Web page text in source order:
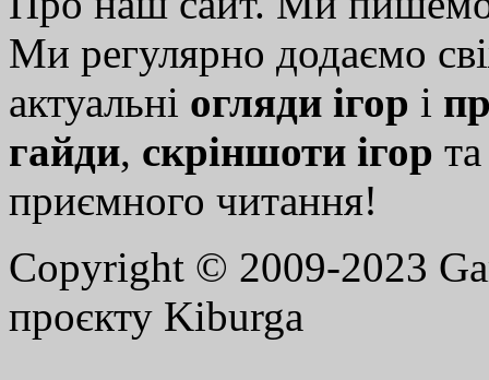
Ми регулярно додаємо
актуальні огляди ігор і
гайди, скріншоти ігор
приємного читання!
Copyright © 2009-2023
проєкту Kiburga